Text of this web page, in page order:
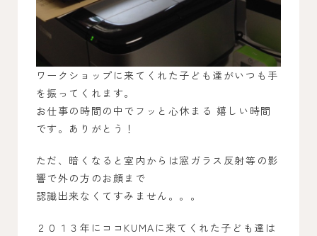
ワークショップに来てくれた子ども達がいつも手
を振ってくれます。
お仕事の時間の中でフッと心休まる 嬉しい時間
です。ありがとう！
ただ、暗くなると室内からは窓ガラス反射等の影
響で外の方のお顔まで
認識出来なくてすみません。。。
２０１３年にココKUMAに来てくれた子ども達は